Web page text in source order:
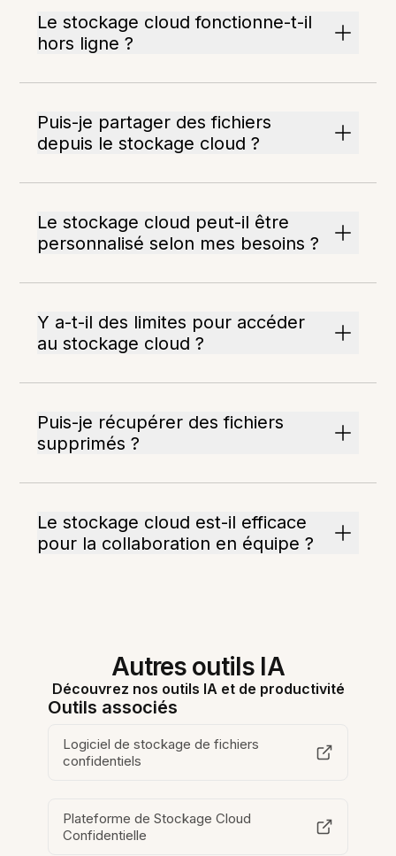
Le stockage cloud fonctionne-t-il
hors ligne ?
Puis-je partager des fichiers
depuis le stockage cloud ?
Le stockage cloud peut-il être
personnalisé selon mes besoins ?
Y a-t-il des limites pour accéder
au stockage cloud ?
Puis-je récupérer des fichiers
supprimés ?
Le stockage cloud est-il efficace
pour la collaboration en équipe ?
Autres outils IA
Découvrez nos outils IA et de productivité
Outils associés
Logiciel de stockage de fichiers
confidentiels
Plateforme de Stockage Cloud
Confidentielle